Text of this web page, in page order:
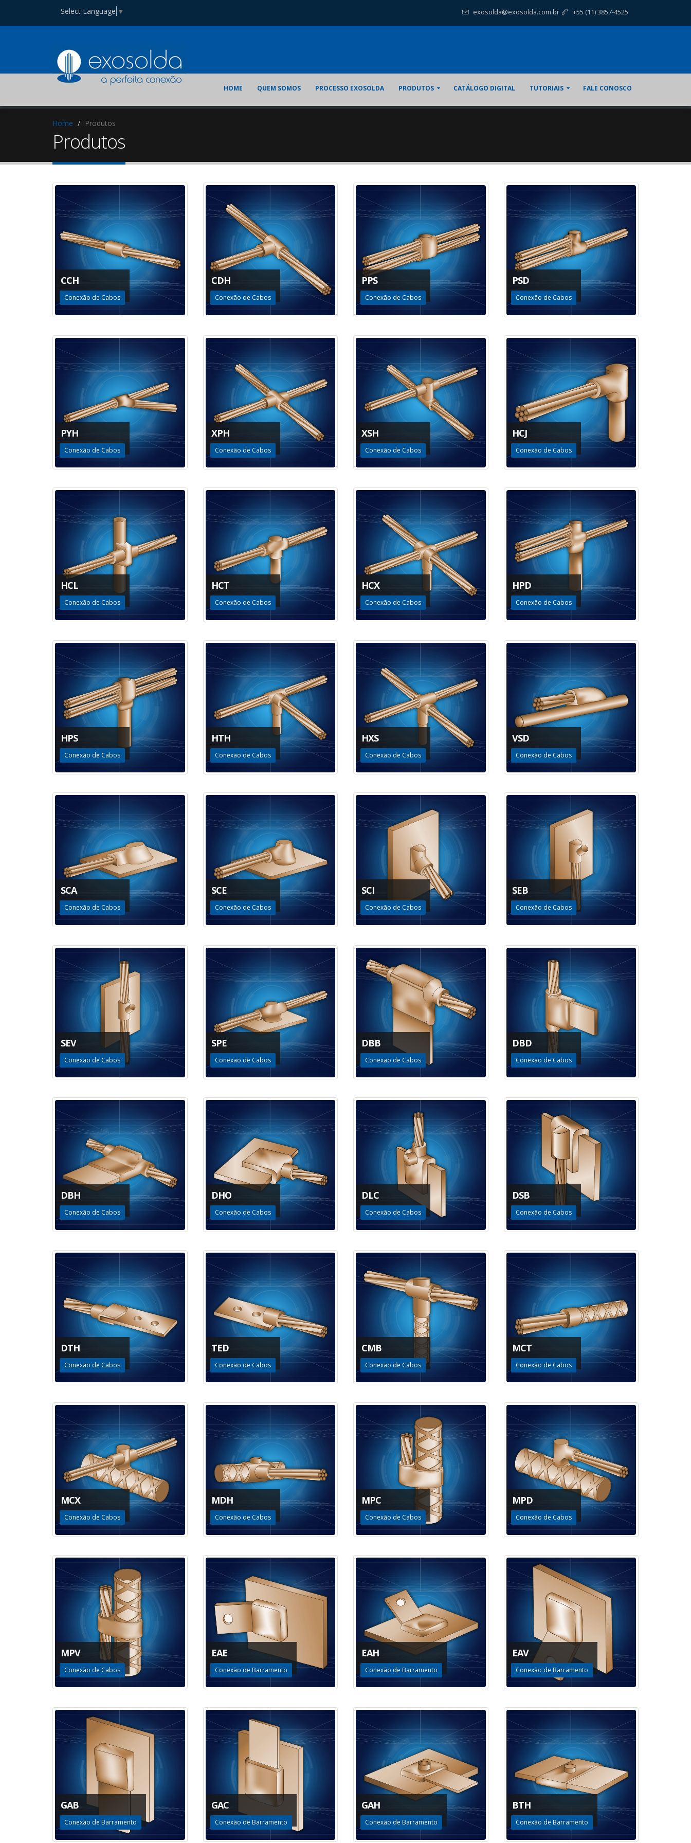
Select Language ▼ +55 (11) 3857-4525
exosolda@exosolda.com.br
HOME QUEM SOMOS PROCESSO EXOSOLDA PRODUTOS CATÁLOGO DIGITAL TUTORIAIS FALE CONOSCO
Home Produtos
Produtos
CCH
Conexão de Cabos
CDH
Conexão de Cabos
PPS
Conexão de Cabos
PSD
Conexão de Cabos
PYH
Conexão de Cabos
XPH
Conexão de Cabos
XSH
Conexão de Cabos
HCJ
Conexão de Cabos
HCL
Conexão de Cabos
HCT
Conexão de Cabos
HCX
Conexão de Cabos
HPD
Conexão de Cabos
HPS
Conexão de Cabos
HTH
Conexão de Cabos
HXS
Conexão de Cabos
VSD
Conexão de Cabos
SCA
Conexão de Cabos
SCE
Conexão de Cabos
SCI
Conexão de Cabos
SEB
Conexão de Cabos
SEV
Conexão de Cabos
SPE
Conexão de Cabos
DBB
Conexão de Cabos
DBD
Conexão de Cabos
DBH
Conexão de Cabos
DHO
Conexão de Cabos
DLC
Conexão de Cabos
DSB
Conexão de Cabos
DTH
Conexão de Cabos
TED
Conexão de Cabos
CMB
Conexão de Cabos
MCT
Conexão de Cabos
MCX
Conexão de Cabos
MDH
Conexão de Cabos
MPC
Conexão de Cabos
MPD
Conexão de Cabos
MPV
Conexão de Cabos
EAE
Conexão de Barramento
EAH
Conexão de Barramento
EAV
Conexão de Barramento
GAB
Conexão de Barramento
GAC
Conexão de Barramento
GAH
Conexão de Barramento
BTH
Conexão de Barramento